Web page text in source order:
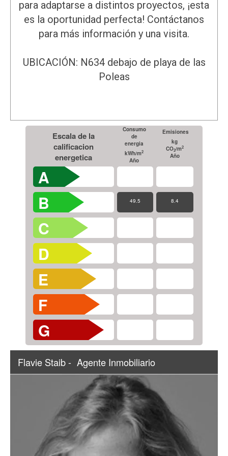
para adaptarse a distintos proyectos, ¡esta
es la oportunidad perfecta! Contáctanos
para más información y una visita.
UBICACIÓN: N634 debajo de playa de las
Poleas
Escala de la
calificacion
energetica
Consumo
de
energia
kWh/m2
Año
Emisiones
kg
CO2/m2
Año
A
B
49.5 8.4
C
D
E
F
G
Flavie Staib - Agente Inmobiliario